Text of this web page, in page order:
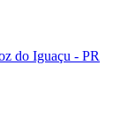
do Iguaçu - PR